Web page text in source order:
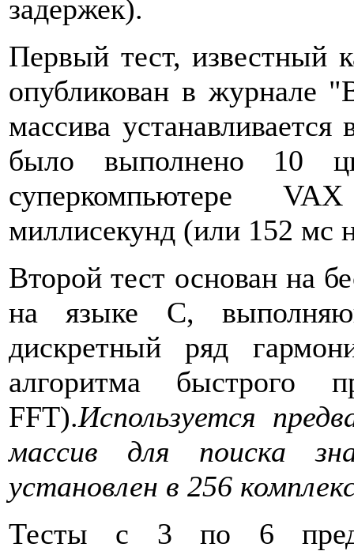
задержек).
Первый тест, известный
опубликован в журнале
массива
было выполнено 10
суперкомпьютере
миллисекунд (или 152 мс
Второй тест основан на
на языке C,
дискретный ряд
алгоритма быстрого
FFT).Используется
массив для поиска
установлен в 256
Тесты с 3 по 6